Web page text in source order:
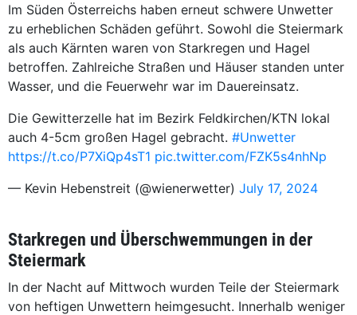
Im Süden Österreichs haben erneut schwere Unwetter
zu erheblichen Schäden geführt. Sowohl die Steiermark
als auch Kärnten waren von Starkregen und Hagel
betroffen. Zahlreiche Straßen und Häuser standen unter
Wasser, und die Feuerwehr war im Dauereinsatz.
Die Gewitterzelle hat im Bezirk Feldkirchen/KTN lokal
auch 4-5cm großen Hagel gebracht. #Unwetter
https://t.co/P7XiQp4sT1 pic.twitter.com/FZK5s4nhNp
— Kevin Hebenstreit (@wienerwetter) July 17, 2024
Starkregen und Überschwemmungen in der
Steiermark
In der Nacht auf Mittwoch wurden Teile der Steiermark
von heftigen Unwettern heimgesucht. Innerhalb weniger